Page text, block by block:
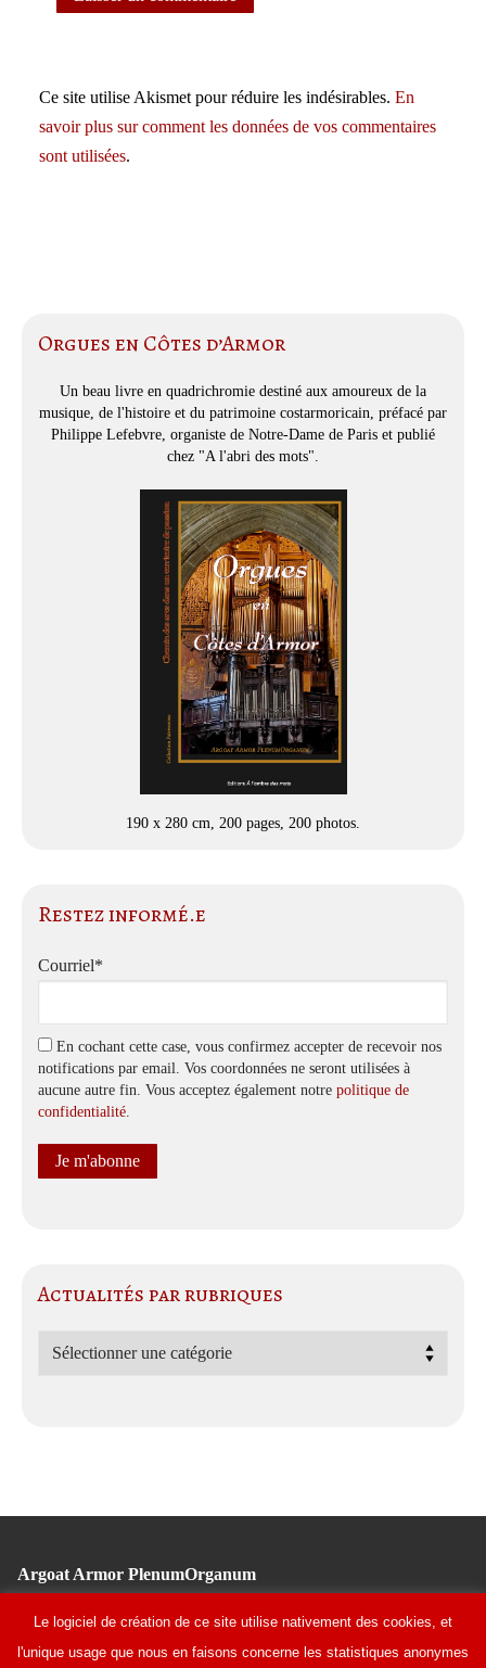
Ce site utilise Akismet pour réduire les indésirables. En
savoir plus sur comment les données de vos commentaires
sont utilisées.
Orgues en Côtes d’Armor
Un beau livre en quadrichromie destiné aux amoureux de la
musique, de l'histoire et du patrimoine costarmoricain, préfacé par
Philippe Lefebvre, organiste de Notre-Dame de Paris et publié
chez "A l'abri des mots".
190 x 280 cm, 200 pages, 200 photos.
Restez informé.e
Courriel*
En cochant cette case, vous confirmez accepter de recevoir nos
notifications par email. Vos coordonnées ne seront utilisées à
aucune autre fin. Vous acceptez également notre politique de
confidentialité
Actualités par rubriques
Actualités
Argoat Armor PlenumOrganum
Fondation Bon Sauveur
1 rue du Bon Sauveur
Le logiciel de création de ce site utilise nativement des cookies, et
l'unique usage que nous en faisons concerne les statistiques anonymes